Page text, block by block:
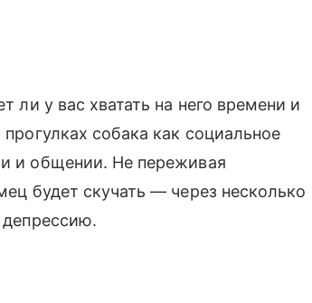
ли у вас хватать на него времени и
собака как социальное
и общении. Не переживая
будет скучать — через несколько